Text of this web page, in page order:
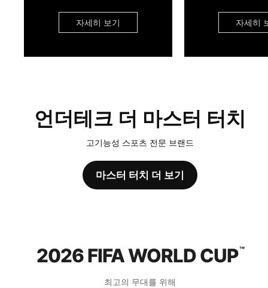
자세히 보기 자세히
언더테크 더 마스터 터치
고기능성 스포츠 전문 브랜드
마스터 터치 더 보기
2026 FIFA WORLD CUP™
최고의 무대를 위해